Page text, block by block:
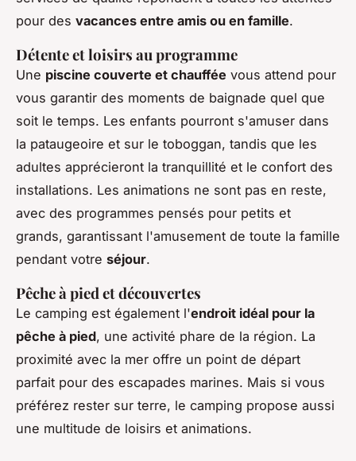
pour des vacances entre amis ou en famille.
Détente et loisirs au programme
Une piscine couverte et chauffée vous attend pour
vous garantir des moments de baignade quel que
soit le temps. Les enfants pourront s'amuser dans
la pataugeoire et sur le toboggan, tandis que les
adultes apprécieront la tranquillité et le confort des
installations. Les animations ne sont pas en reste,
avec des programmes pensés pour petits et
grands, garantissant l'amusement de toute la famille
pendant votre séjour.
Pêche à pied et découvertes
Le camping est également l'endroit idéal pour la
pêche à pied, une activité phare de la région. La
proximité avec la mer offre un point de départ
parfait pour des escapades marines. Mais si vous
préférez rester sur terre, le camping propose aussi
une multitude de loisirs et animations.